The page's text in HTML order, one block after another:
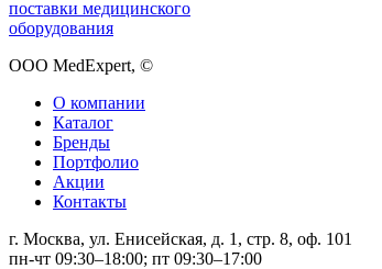
поставки медицинского
оборудования
ООО MedExpert, ©
О компании
Каталог
Бренды
Портфолио
Акции
Контакты
г. Москва, ул. Енисейская, д. 1, стр. 8, оф. 101
пн-чт 09:30–18:00; пт 09:30–17:00